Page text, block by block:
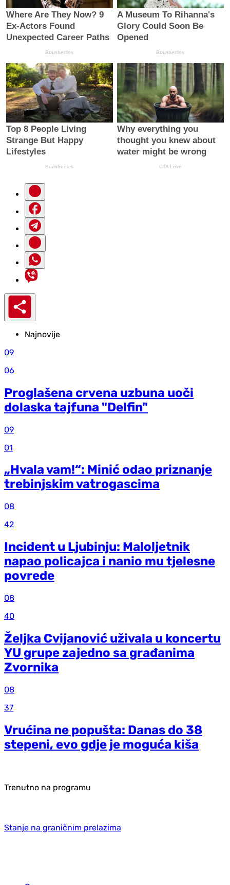
Najnovije
09
06
Proglašena crvena uzbuna uoči
dolaska tajfuna "Delfin"
09
01
„Hvala vam!“: Minić odao priznanje
trebinjskim vatrogascima
08
42
Incident u Ljubinju: Maloljetnik
napao policajca i nanio mu tjelesne
povrede
08
40
Željka Cvijanović uživala u koncertu
YU grupe zajedno sa građanima
Zvornika
08
37
Vrućina ne popušta: Danas do 38
stepeni, evo gdje je moguća kiša
Trenutno na programu
Stanje na graničnim prelazima